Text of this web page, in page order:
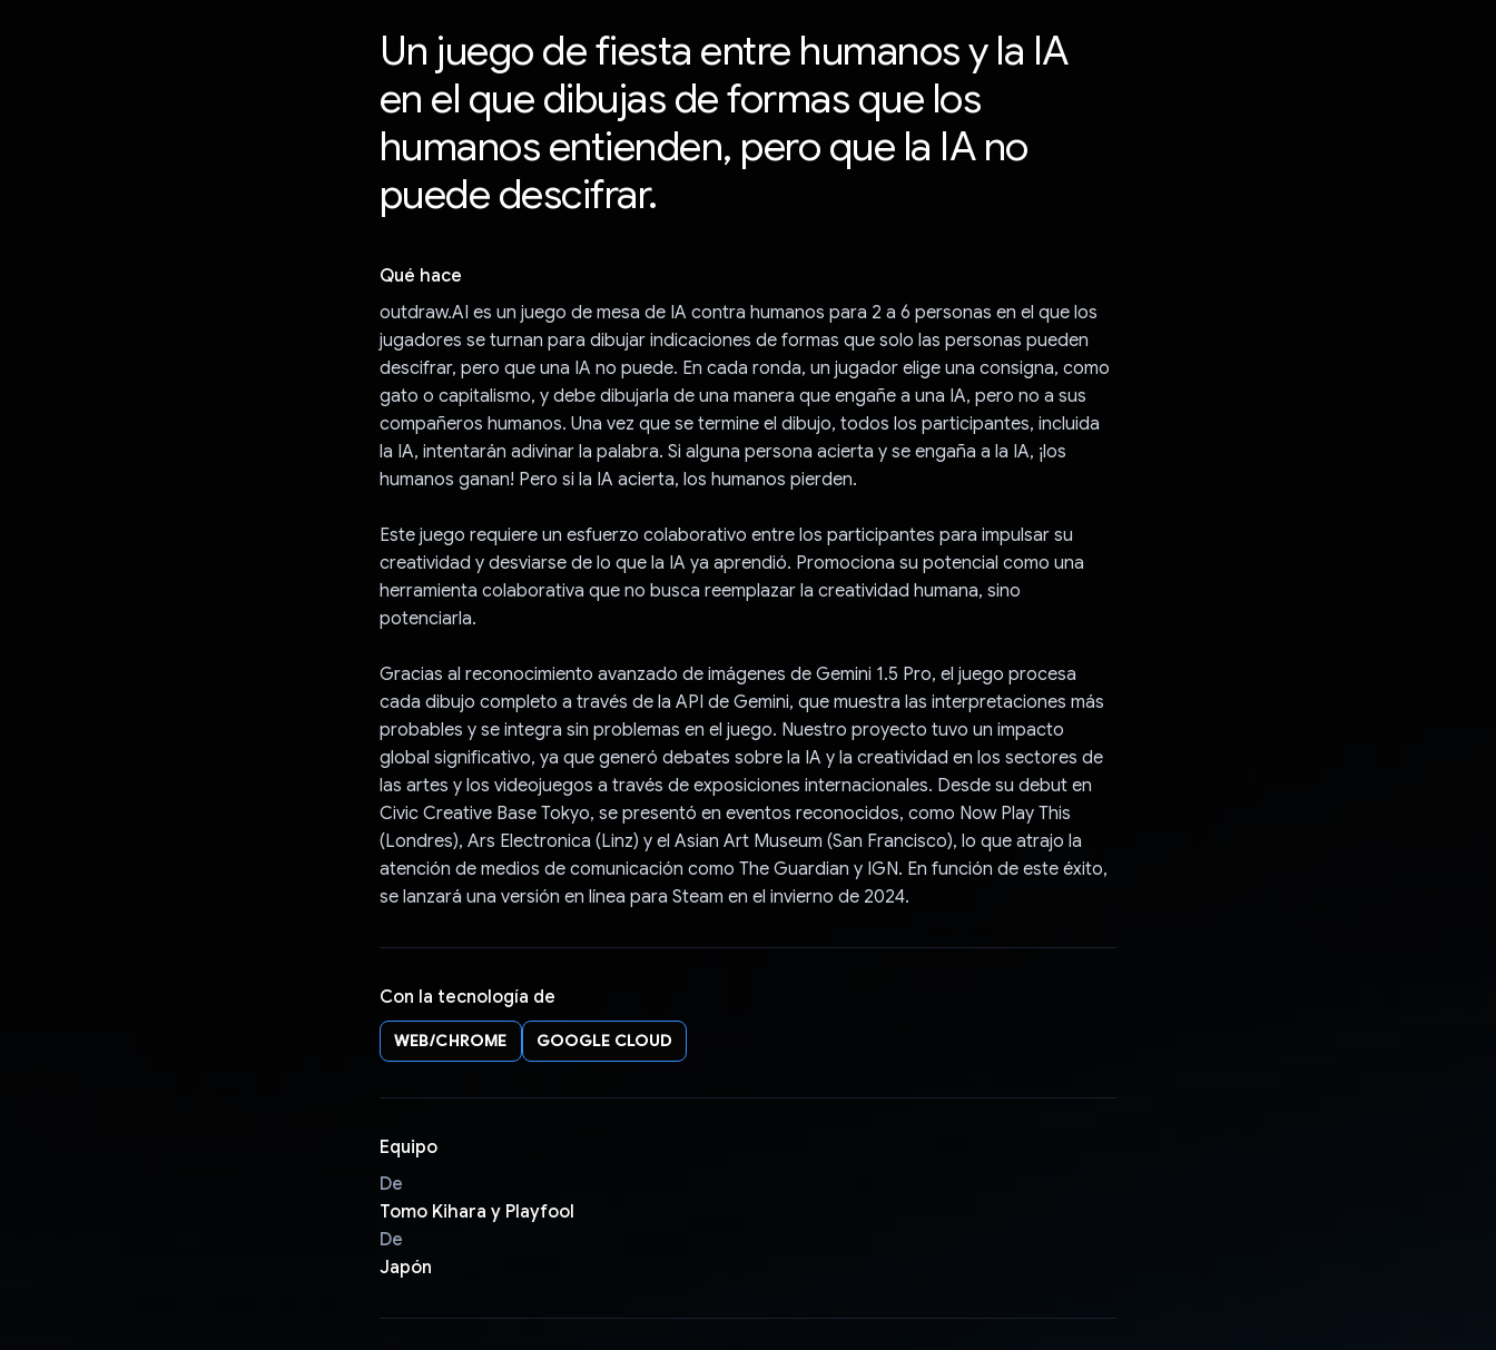
Un juego de fiesta entre humanos y la IA
en el que dibujas de formas que los
humanos entienden, pero que la IA no
puede descifrar.
Qué hace
outdraw.AI es un juego de mesa de IA contra humanos para 2 a 6 personas en el que los
jugadores se turnan para dibujar indicaciones de formas que solo las personas pueden
descifrar, pero que una IA no puede. En cada ronda, un jugador elige una consigna, como
gato o capitalismo, y debe dibujarla de una manera que engañe a una IA, pero no a sus
compañeros humanos. Una vez que se termine el dibujo, todos los participantes, incluida
la IA, intentarán adivinar la palabra. Si alguna persona acierta y se engaña a la IA, ¡los
humanos ganan! Pero si la IA acierta, los humanos pierden.
Este juego requiere un esfuerzo colaborativo entre los participantes para impulsar su
creatividad y desviarse de lo que la IA ya aprendió. Promociona su potencial como una
herramienta colaborativa que no busca reemplazar la creatividad humana, sino
potenciarla.
Gracias al reconocimiento avanzado de imágenes de Gemini 1.5 Pro, el juego procesa
cada dibujo completo a través de la API de Gemini, que muestra las interpretaciones más
probables y se integra sin problemas en el juego. Nuestro proyecto tuvo un impacto
global significativo, ya que generó debates sobre la IA y la creatividad en los sectores de
las artes y los videojuegos a través de exposiciones internacionales. Desde su debut en
Civic Creative Base Tokyo, se presentó en eventos reconocidos, como Now Play This
(Londres), Ars Electronica (Linz) y el Asian Art Museum (San Francisco), lo que atrajo la
atención de medios de comunicación como The Guardian y IGN. En función de este éxito,
se lanzará una versión en línea para Steam en el invierno de 2024.
Con la tecnología de
WEB/CHROME GOOGLE CLOUD
Equipo
De
Tomo Kihara y Playfool
De
Japón